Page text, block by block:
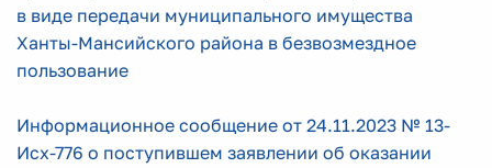
в виде передачи муниципального имущества
Ханты-Мансийского района в безвозмездное
пользование
Информационное сообщение от 24.11.2023 № 13-
Исх-776 о поступившем заявлении об оказании